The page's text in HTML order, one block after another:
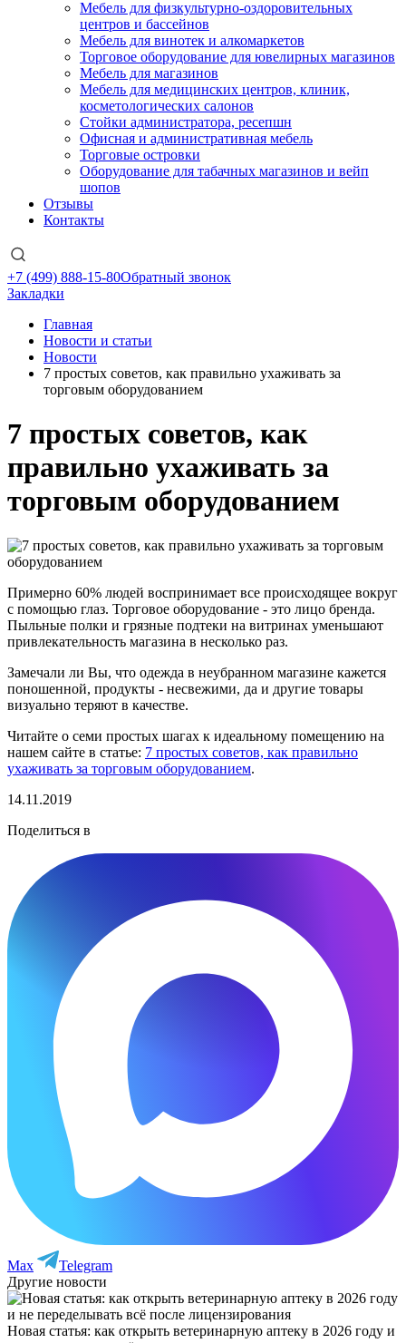
Мебель для физкультурно-оздоровительных
центров и бассейнов
Мебель для винотек и алкомаркетов
Торговое оборудование для ювелирных магазинов
Мебель для магазинов
Мебель для медицинских центров, клиник,
косметологических салонов
Стойки администратора, ресепшн
Офисная и административная мебель
Торговые островки
Оборудование для табачных магазинов и вейп
шопов
Отзывы
Контакты
+7 (499) 888-15-80Обратный звонок
Закладки
Главная
Новости и статьи
Новости
7 простых советов, как правильно ухаживать за
торговым оборудованием
7 простых советов, как
правильно ухаживать за
торговым оборудованием
Примерно 60% людей воспринимает все происходящее вокруг
с помощью глаз. Торговое оборудование - это лицо бренда.
Пыльные полки и грязные подтеки на витринах уменьшают
привлекательность магазина в несколько раз.
Замечали ли Вы, что одежда в неубранном магазине кажется
поношенной, продукты - несвежими, да и другие товары
визуально теряют в качестве.
Читайте о семи простых шагах к идеальному помещению на
нашем сайте в статье: 7 простых советов, как правильно
ухаживать за торговым оборудованием.
14.11.2019
Поделиться в
Max
Telegram
Другие новости
Новая статья: как открыть ветеринарную аптеку в 2026 году и